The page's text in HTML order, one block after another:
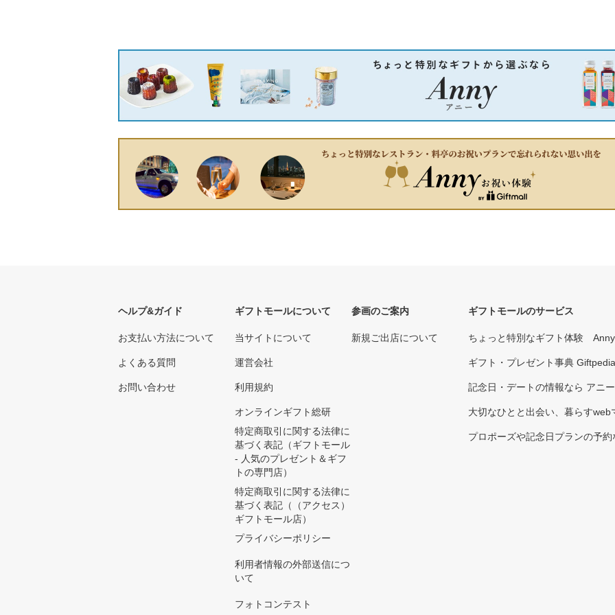
ヘルプ&ガイド
お支払い方法について
よくある質問
お問い合わせ
ギフトモールについて
当サイトについて
運営会社
利用規約
オンラインギフト総研
特定商取引に関する法律に
基づく表記（ギフトモール
- 人気のプレゼント＆ギフ
トの専門店）
特定商取引に関する法律に
基づく表記（（アクセス）
ギフトモール店）
プライバシーポリシー
利用者情報の外部送信につ
いて
フォトコンテスト
参画のご案内
新規ご出店について
ギフトモールのサービス
ちょっと特別なギフト体験
ギフト・プレゼント事典
記念日・デートの情報なら アニ
大切なひとと出会い、暮らす
プロポーズや記念日プランの予